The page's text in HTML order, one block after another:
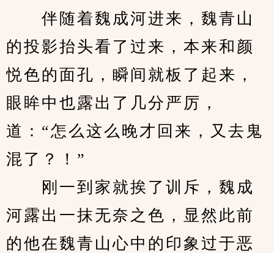
伴随着魏成河进来，魏青山
的投影抬头看了过来，本来和颜
悦色的面孔，瞬间就板了起来，
眼眸中也露出了几分严厉，
道：“怎么这么晚才回来，又去鬼
混了？！”
刚一到家就挨了训斥，魏成
河露出一抹无奈之色，显然此前
的他在魏青山心中的印象过于恶